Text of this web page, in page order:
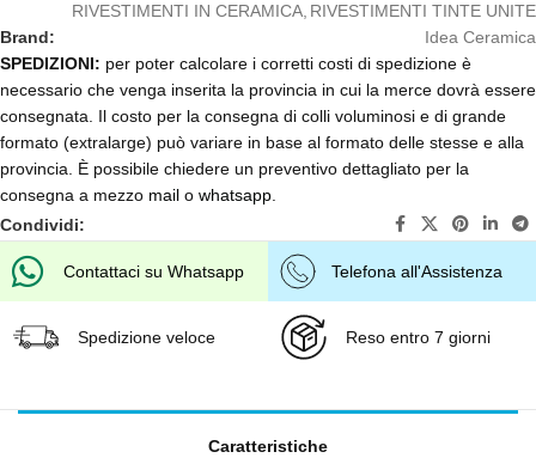
RIVESTIMENTI IN CERAMICA RIVESTIMENTI TINTE UNITE
Brand:
Idea Ceramica
SPEDIZIONI: per poter calcolare i corretti costi di spedizione è
necessario che venga inserita la provincia in cui la merce dovrà essere
consegnata. Il costo per la consegna di colli voluminosi e di grande
formato (extralarge) può variare in base al formato delle stesse e alla
provincia. È possibile chiedere un preventivo dettagliato per la
consegna a mezzo mail o whatsapp
Condividi:
Contattaci su Whatsapp Telefona all'Assistenza
Spedizione veloce Reso entro 7 giorni
Caratteristiche